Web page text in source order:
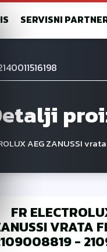
SERVISNI
AEG ZANUSSI
FR
VRATA
-